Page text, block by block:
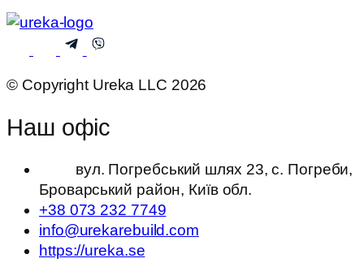
© Copyright Ureka LLC 2026
Наш офіс
вул. Погребський шлях 23, с. Погреби,
Броварський район, Київ обл.
+38 073 232 7749
info@urekarebuild.com
https://ureka.se